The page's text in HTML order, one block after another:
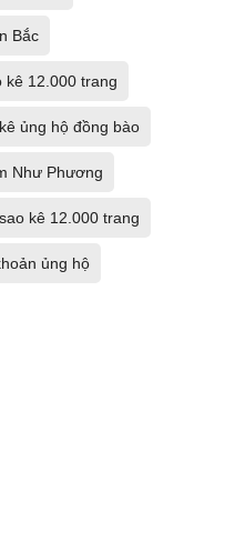
Bắc
kê 12.000 trang
ủng hộ đồng bào
Như Phương
kê 12.000 trang
ủng hộ